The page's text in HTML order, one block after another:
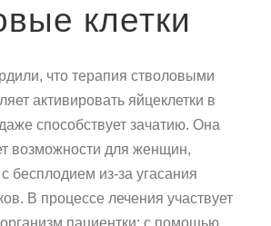
клетки
что терапия стволовыми
активировать яйцеклетки в
способствует зачатию. Она
возможности для женщин,
бесплодием из-за угасания
В процессе лечения участвует
пациентки: с помощью